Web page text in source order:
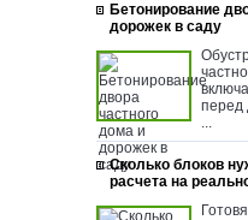
Бетонирование
дорожек в саду
перед
...
Сколько блоков
расчета на